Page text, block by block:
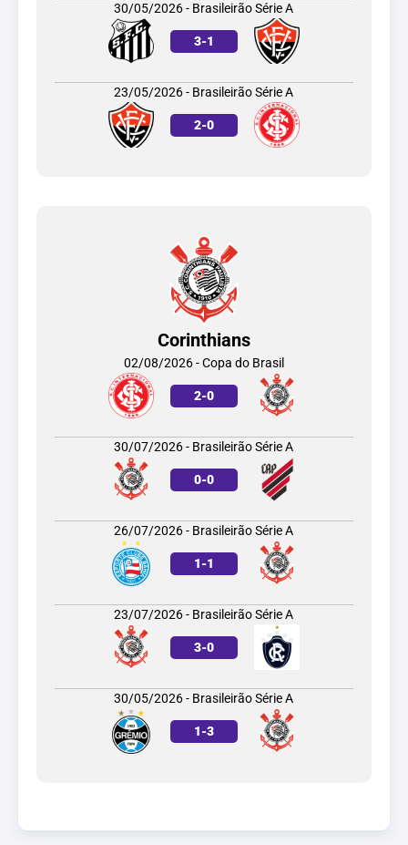
30/05/2026 - Brasileirão Série A
3-1
23/05/2026 - Brasileirão Série A
2-0
Corinthians
02/08/2026 - Copa do Brasil
2-0
30/07/2026 - Brasileirão Série A
0-0
26/07/2026 - Brasileirão Série A
1-1
23/07/2026 - Brasileirão Série A
3-0
30/05/2026 - Brasileirão Série A
1-3